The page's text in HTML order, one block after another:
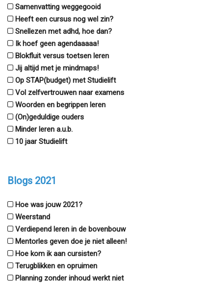
Samenvatting weggegooid
Heeft een cursus nog wel zin?
Snellezen met adhd, hoe dan?
Ik hoef geen agendaaaaa!
Blokfluit versus toetsen leren
Jij altijd met je mindmaps!
Op STAP(budget) met Studielift
Vol zelfvertrouwen naar examens
Woorden en begrippen leren
(On)geduldige ouders
Minder leren a.u.b.
10 jaar Studielift
Blogs 2021
Hoe was jouw 2021?
Weerstand
Verdiepend leren in de bovenbouw
Mentorles geven doe je niet alleen!
Hoe kom ik aan cursisten?
Terugblikken en opruimen
Planning zonder inhoud werkt niet